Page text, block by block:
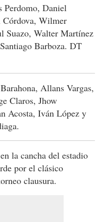
Perdomo, Daniel
Córdova, Wilmer
Suazo, Walter Martínez
Barboza. DT
Allans Vargas,
Claros, Jhow
Acosta, Iván López y
la cancha del estadio
por el clásico
clausura.